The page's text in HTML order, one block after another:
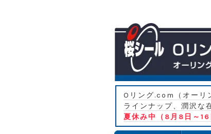
Oリング.com（オーリ
ラインナップ、潤沢な
夏休み中（8月8日～16